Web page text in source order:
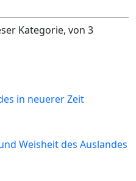
Kategorie, von 3
in neuerer Zeit
Weisheit des Auslandes